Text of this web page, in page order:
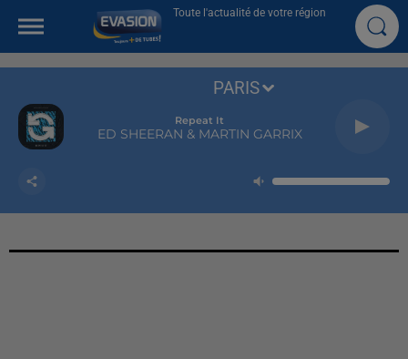
Toute l'actualité de votre région
Repeat It
ED SHEERAN & MARTIN GARRIX
PARIS